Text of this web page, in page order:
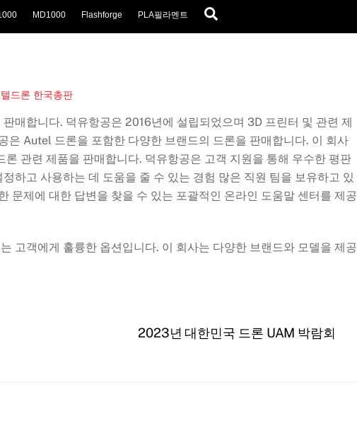
MD1000 Flashforge PLA필라멘트
드론 한국총판
매합니다. 덕유항공은 2016년에 설립되었으며 3D 프린터 및 관련 제
은 Autel 드론을 포함한 다양한 브랜드의 드론을 판매합니다. 이 회사
관련 제품을 판매합니다. 덕유항공은 고객 지원을 통해 우수한 평판
하고 사용하는 데 도움을 줄 수 있는 경험 많은 직원 팀을 보유하고 있
문제에 대한 답변을 찾을 수 있는 포괄적인 온라인 도움말 센터를 제공
고객에게 훌륭한 옵션입니다. 이 회사는 다양한 브랜드와 모델을 제공
2023년 대한민국 드론 UAM 박람회